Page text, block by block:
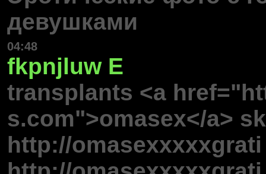
девушками
04:48
fkpnjluw E
transplants <a
s.com">omasex</a>
http://